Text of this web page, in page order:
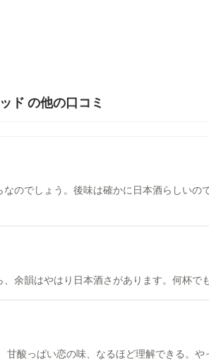
ド の他の口コミ
のでしょう。後味は確かに日本酒らしい
余韻はやはり日本酒さがあります。何杯で
酸っぱい恋の味、なるほど理解できる。